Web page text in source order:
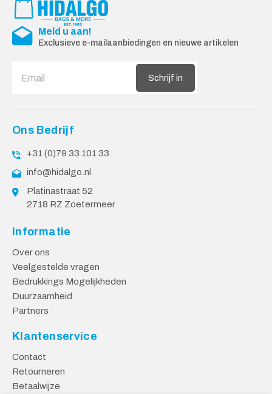
Meld u aan!
Exclusieve e-mailaanbiedingen en nieuwe artikelen
Schrijf in
Ons Bedrijf
+31 (0)79 33 101 33
info@hidalgo.nl
Platinastraat 52
2718 RZ Zoetermeer
Informatie
Over ons
Veelgestelde vragen
Bedrukkings Mogelijkheden
Duurzaamheid
Partners
Klantenservice
Contact
Retourneren
Betaalwijze